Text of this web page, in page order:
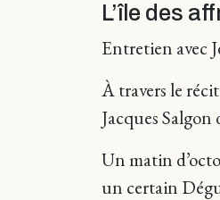
L’île des
Entretien avec
À travers le
Jacques
Un matin
un certain